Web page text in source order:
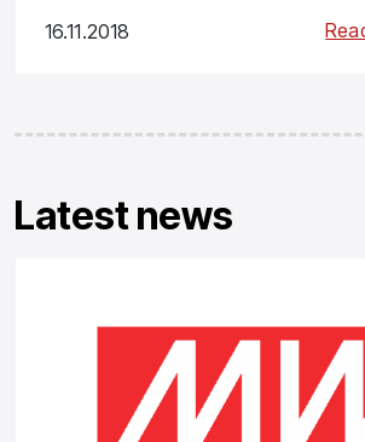
16.11.2018
Latest news